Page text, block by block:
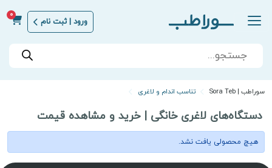
ورود | ثبت نام
0
Products
search
سوراطب | Sora Teb تناسب اندام و لاغری
دستگاه‌های لاغری خانگی | خرید و مشاهده قیمت
هیچ محصولی یافت نشد.